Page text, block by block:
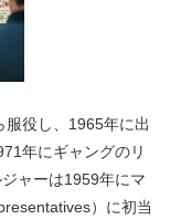
役し、1965年に出
年にギャングのリ
ャーは1959年にマ
）に初当